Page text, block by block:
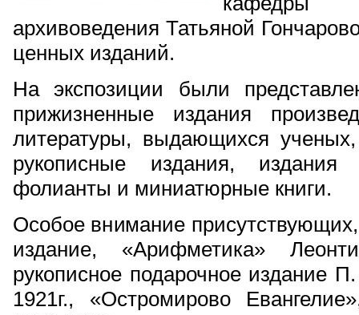
архивоведения Татьяной
ценных изданий.
На экспозиции были
прижизненные издания
литературы, выдающихся
рукописные издания, издания
фолианты и миниатюрные книги.
Особое внимание
издание, «Арифметика»
рукописное подарочное издание
1921г., «Остромирово